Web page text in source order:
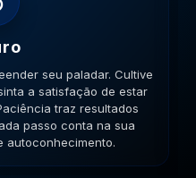
seu paladar. Cultive
a satisfação de estar
traz resultados
passo conta na sua
autoconhecimento.